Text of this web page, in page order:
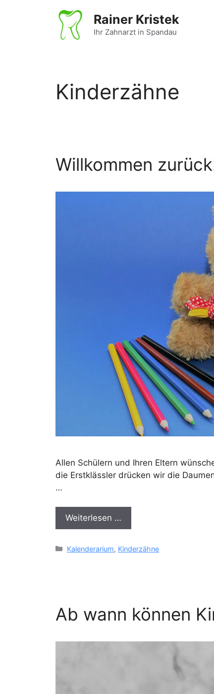
Rainer Kristek
Ihr Zahnarzt in Spandau
Kinderzähne
Willkommen
Allen Schülern und Ihren Eltern
die Erstklässler drücken wir die
…
Weiterlesen …
Kategorien
Kalenderarium, Kinderzähne
Ab wann können